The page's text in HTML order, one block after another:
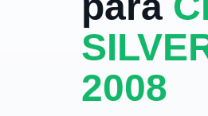
2008